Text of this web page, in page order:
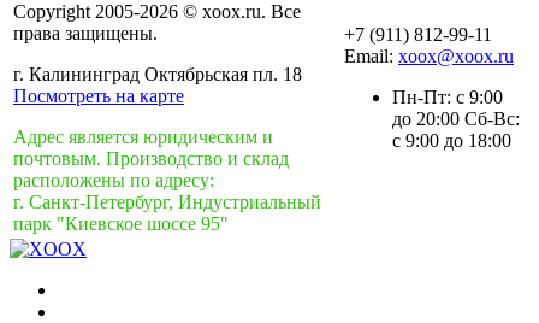
Copyright 2005-2026 © xoox.ru. Все
права защищены.
г. Калининград Октябрьская пл. 18
Посмотреть на карте
Адрес является юридическим и
почтовым. Производство и склад
расположены по адресу:
г. Санкт-Петербург, Индустриальный
парк "Киевское шоссе 95"
+7 (911) 812-99-11
Email: xoox@xoox.ru
Пн-Пт: с 9:00
до 20:00 Сб-Вс:
с 9:00 до 18:00